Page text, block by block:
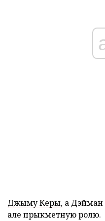
Джыму Керы, а Дэйман
але прыкметную ролю.